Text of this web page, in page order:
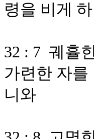
령을 비게
32 : 7 궤휼
가련한 자
니와